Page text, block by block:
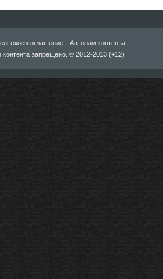
соглашение
Авторам контента
запрещено. © 2012-2013 (+12)